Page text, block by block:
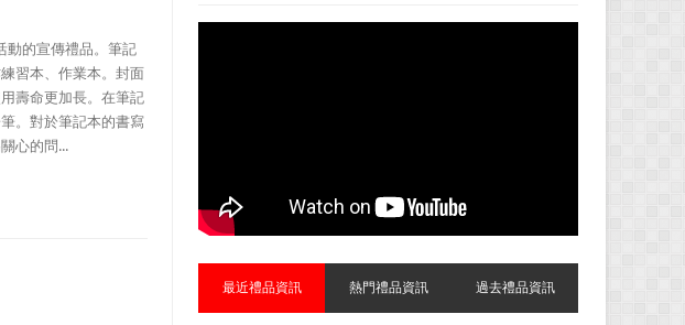
動的宣傳禮品。筆記
習本、作業本。封面
壽命更加長。在筆記
。對於筆記本的書寫
心的問...
最近禮品資訊 熱門禮品資訊 過去禮品資訊